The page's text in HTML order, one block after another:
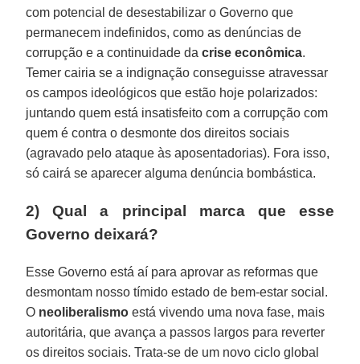
com potencial de desestabilizar o Governo que
permanecem indefinidos, como as denúncias de
corrupção e a continuidade dacrise econômica.
Temer cairia se a indignação conseguisse atravessar
os campos ideológicos que estão hoje polarizados:
juntando quem está insatisfeito com a corrupção com
quem é contra o desmonte dos direitos sociais
(agravado pelo ataque às aposentadorias). Fora isso,
só cairá se aparecer alguma denúncia bombástica.
2) Qual a principal marca que esse
Governo deixará?
Esse Governo está aí para aprovar as reformas que
desmontam nosso tímido estado de bem-estar social.
O neoliberalismo está vivendo uma nova fase, mais
autoritária, que avança a passos largos para reverter
os direitos sociais. Trata-se de um novo ciclo global